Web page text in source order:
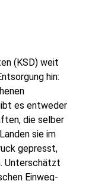
(KSD) weit
hin:
es entweder
die selber
sie im
gepresst,
Unterschätzt
Einweg-